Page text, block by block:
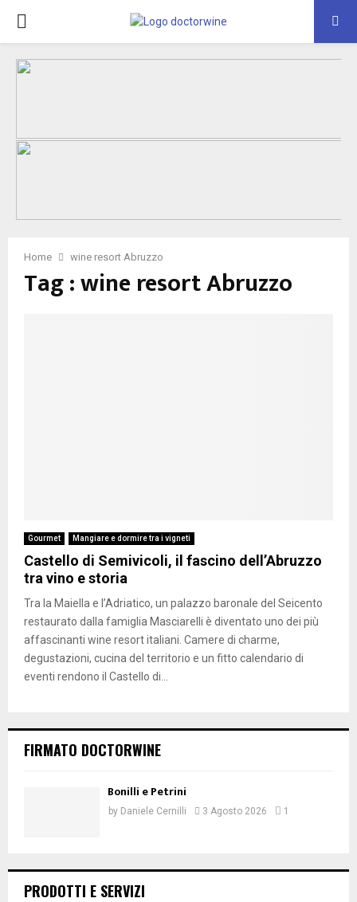
PRIMARY
MENU
Home wine resort Abruzzo
Tag : wine resort Abruzzo
Gourmet Mangiare e dormire tra i vigneti
Castello di Semivicoli, il fascino dell’Abruzzo
tra vino e storia
Tra la Maiella e l’Adriatico, un palazzo baronale del Seicento
restaurato dalla famiglia Masciarelli è diventato uno dei più
affascinanti wine resort italiani. Camere di charme,
degustazioni, cucina del territorio e un fitto calendario di
eventi rendono il Castello di...
FIRMATO DOCTORWINE
Bonilli e Petrini
by Daniele Cernilli 3 Agosto 2026 1
PRODOTTI E SERVIZI